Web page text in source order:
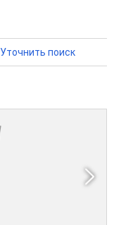
Уточнить поиск